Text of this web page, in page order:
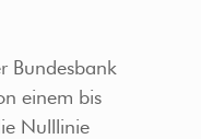
Bundesbank
einem bis
Nulllinie